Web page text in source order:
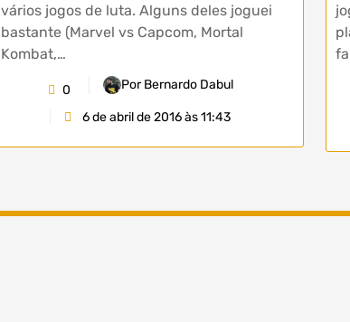
vários jogos de luta. Alguns deles joguei
bastante (Marvel vs Capcom, Mortal
Kombat,…
0 Por Bernardo Dabul
6 de abril de 2016 às 11:43